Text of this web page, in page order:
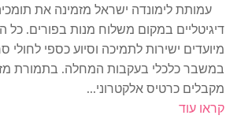
עמותת לימונדה ישראל מזמינה את
דיגיטליים במקום משלוח מנות בפורים. כל
מיועדים ישירות לתמיכה וסיוע כספי
במשבר כלכלי בעקבות המחלה. בתמורת
מקבלים כרטיס אלקטרוני...
קראו עוד